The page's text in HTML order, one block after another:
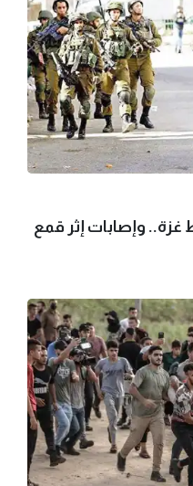
وإصابات إثر قمع